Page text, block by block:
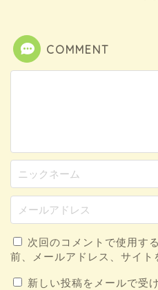
COMMENT
次回のコメントで使用す
前、メールアドレス、サイト
新しい投稿をメールで受